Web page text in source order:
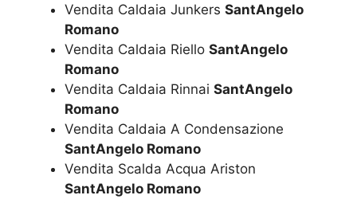
Vendita Caldaia Junkers SantAngelo
Romano
Vendita Caldaia Riello SantAngelo
Romano
Vendita Caldaia Rinnai SantAngelo
Romano
Vendita Caldaia A Condensazione
SantAngelo Romano
Vendita Scalda Acqua Ariston
SantAngelo Romano